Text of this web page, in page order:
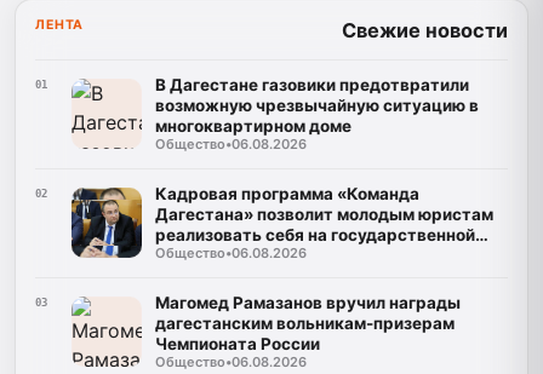
ЛЕНТА Свежие новости
01
В Дагестане газовики предотвратили
возможную чрезвычайную ситуацию в
многоквартирном доме
Общество•06.08.2026
02
Кадровая программа «Команда
Дагестана» позволит молодым юристам
реализовать себя на государственной
службе
Общество•06.08.2026
03
Магомед Рамазанов вручил награды
дагестанским вольникам-призерам
Чемпионата России
Общество•06.08.2026